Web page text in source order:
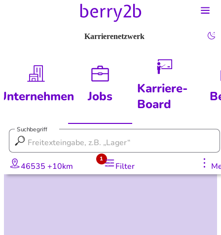
Karrierenetzwerk
Jobs
Karriere-
Board
Suchbegriff
46535 +10km Filter
1